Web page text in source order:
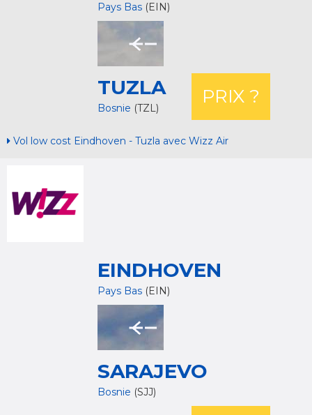
Pays Bas (EIN)
TUZLA
Bosnie (TZL)
PRIX ?
Vol low cost Eindhoven - Tuzla avec Wizz Air
EINDHOVEN
Pays Bas (EIN)
SARAJEVO
Bosnie (SJJ)